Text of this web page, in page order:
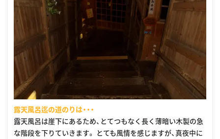
露天風呂迄の道のりは・・・
露天風呂は崖下にあるため、とてつもなく長く薄暗い木製の急
な階段を下りていきます。 とても風情を感じますが、真夜中に